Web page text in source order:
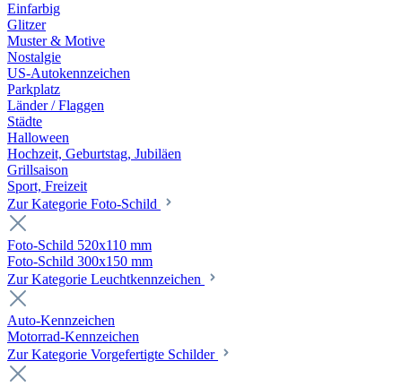
Einfarbig
Glitzer
Muster & Motive
Nostalgie
US-Autokennzeichen
Parkplatz
Länder / Flaggen
Städte
Halloween
Hochzeit, Geburtstag, Jubiläen
Grillsaison
Sport, Freizeit
Zur Kategorie Foto-Schild
Foto-Schild 520x110 mm
Foto-Schild 300x150 mm
Zur Kategorie Leuchtkennzeichen
Auto-Kennzeichen
Motorrad-Kennzeichen
Zur Kategorie Vorgefertigte Schilder